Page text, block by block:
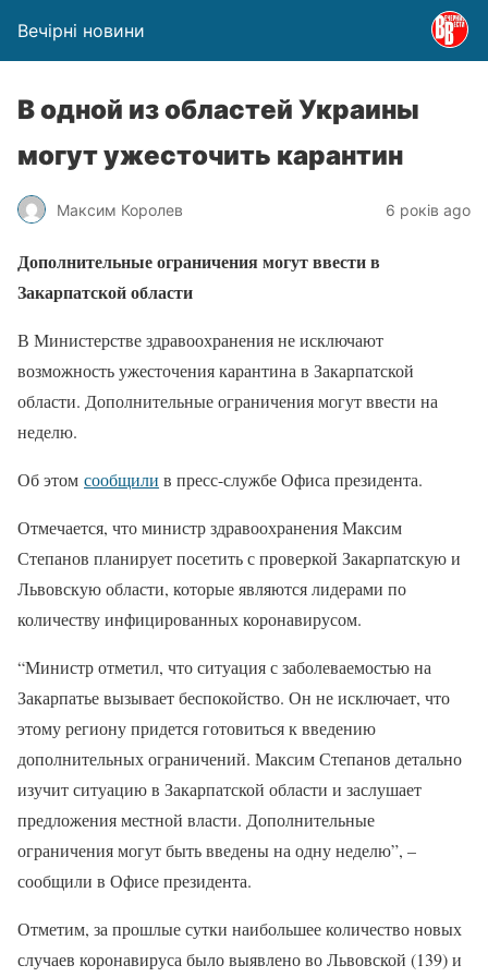
Вечірні новини
В одной из областей Украины
могут ужесточить карантин
Максим Королев 6 років ago
Дополнительные ограничения могут ввести в
Закарпатской области
В Министерстве здравоохранения не исключают
возможность ужесточения карантина в Закарпатской
области. Дополнительные ограничения могут ввести на
неделю.
Об этом сообщили в пресс-службе Офиса президента.
Отмечается, что министр здравоохранения Максим
Степанов планирует посетить с проверкой Закарпатскую и
Львовскую области, которые являются лидерами по
количеству инфицированных коронавирусом.
“Министр отметил, что ситуация с заболеваемостью на
Закарпатье вызывает беспокойство. Он не исключает, что
этому региону придется готовиться к введению
дополнительных ограничений. Максим Степанов детально
изучит ситуацию в Закарпатской области и заслушает
предложения местной власти. Дополнительные
ограничения могут быть введены на одну неделю”, –
сообщили в Офисе президента.
Отметим, за прошлые сутки наибольшее количество новых
случаев коронавируса было выявлено во Львовской (139) и